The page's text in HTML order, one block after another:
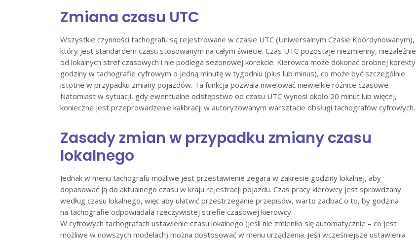
Zmiana czasu UTC
Wszystkie czynności tachografu są rejestrowane w czasie UTC (Uniwersalnym Czasie Koordynowanym),
który jest standardem czasu stosowanym na całym świecie. Czas UTC pozostaje niezmienny, niezależnie
od lokalnych stref czasowych i nie podlega sezonowej korekcie. Kierowca może dokonać drobnej korekty
godziny w tachografie cyfrowym o jedną minutę w tygodniu (plus lub minus), co może być szczególnie
istotne w przypadku zmiany pojazdów. Ta funkcja pozwala niwelować niewielkie różnice czasowe.
Natomiast w sytuacji, gdy ewentualne odstępstwo od czasu UTC wynosi około 20 minut lub więcej,
konieczne jest przeprowadzenie kalibracji w autoryzowanym warsztacie obsługi tachografów cyfrowych.
Zasady zmian w przypadku zmiany czasu
lokalnego
Jednak w menu tachografu możliwe jest przestawienie zegara w zakresie godziny lokalnej, aby
dopasować ją do aktualnego czasu w kraju rejestracji pojazdu. Czas pracy kierowcy jest sprawdzany
według czasu lokalnego, więc aby ułatwić przestrzeganie przepisów, warto zadbać o to, by godzina
na tachografie odpowiadała rzeczywistej strefie czasowej kierowcy.
W cyfrowych tachografach ustawienie czasu lokalnego (jeśli nie zmieniło się automatycznie – co jest
możliwe w nowszych modelach) można dostosować w menu urządzenia. Jeśli wcześniejsze ustawienia